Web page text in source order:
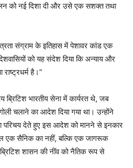
को नई दिशा दी और उसे एक सशक्त तथा
संग्राम के इतिहास में पेशावर कांड एक
को यह संदेश दिया कि अन्याय और
है।”
ब्रिटिश भारतीय सेना में कार्यरत थे, जब
चलाने का आदेश दिया गया था। उन्होंने
देते हुए इस आदेश को मानने से इनकार
एक सैनिक का नहीं, बल्कि एक जागरूक
शासन की नींव को नैतिक रूप से